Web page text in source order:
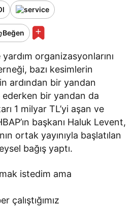
Beğen
organizasyonlarını
bazı kesimlerin
ardından bir yandan
ederken bir yandan da
1 milyar TL’yi aşan ve
başkanı Haluk Levent,
ortak yayınıyla başlatılan
bağış yaptı.
istedim ama
çalıştığımız